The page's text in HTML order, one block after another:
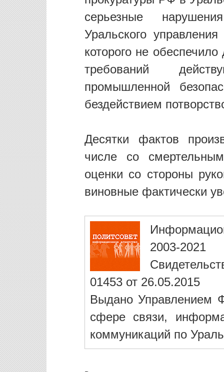
серьезные
Уральского
которого не
требований
промышленной
бездействием
Десятки фактов
числе со
оценки со стороны
виновные фактически
2003-2021
01453 от 26.05.2015
Выдано Управлением
сфере связи,
коммуникаций по